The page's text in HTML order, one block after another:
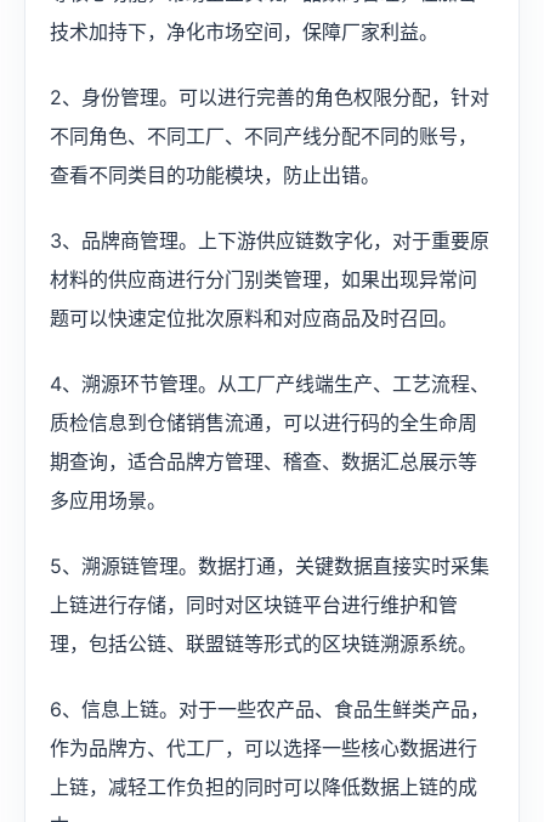
技术加持下，净化市场空间，保障厂家利益。
2、身份管理。可以进行完善的角色权限分配，针对
不同角色、不同工厂、不同产线分配不同的账号，
查看不同类目的功能模块，防止出错。
3、品牌商管理。上下游供应链数字化，对于重要原
材料的供应商进行分门别类管理，如果出现异常问
题可以快速定位批次原料和对应商品及时召回。
4、溯源环节管理。从工厂产线端生产、工艺流程、
质检信息到仓储销售流通，可以进行码的全生命周
期查询，适合品牌方管理、稽查、数据汇总展示等
多应用场景。
5、溯源链管理。数据打通，关键数据直接实时采集
上链进行存储，同时对区块链平台进行维护和管
理，包括公链、联盟链等形式的区块链溯源系统。
6、信息上链。对于一些农产品、食品生鲜类产品，
作为品牌方、代工厂，可以选择一些核心数据进行
上链，减轻工作负担的同时可以降低数据上链的成